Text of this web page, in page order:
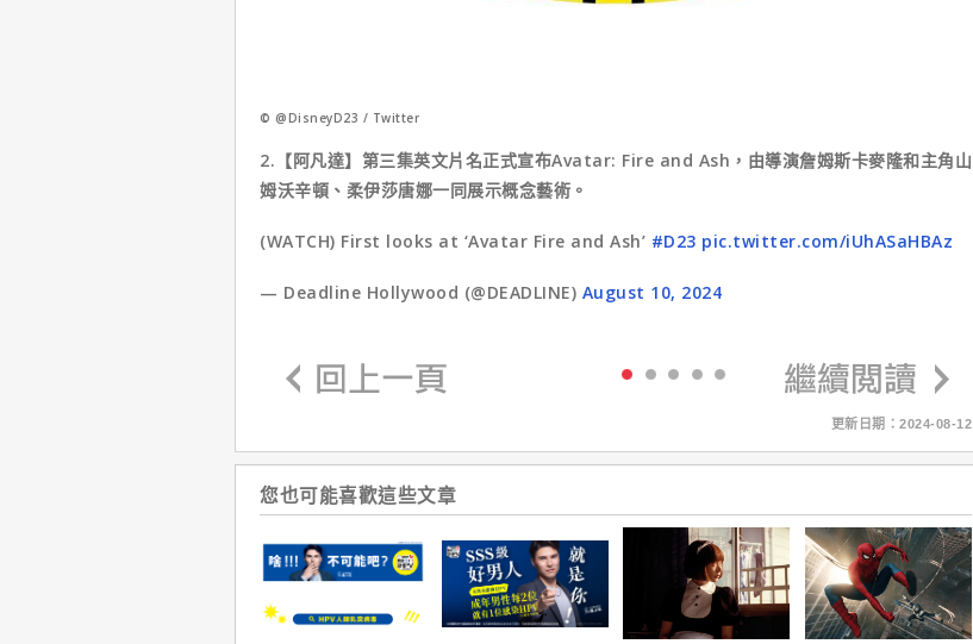
© @DisneyD23 / Twitter
2.【阿凡達】第三集英文片名正式宣布Avatar: Fire and Ash，由導演詹姆斯卡麥隆和主角山
姆沃辛頓、柔伊莎唐娜一同展示概念藝術。
(WATCH) First looks at ‘Avatar Fire and Ash’ #D23 pic.twitter.com/iUhASaHBAz
— Deadline Hollywood (@DEADLINE) August 10, 2024
更新日期：2024-08-12
您也可能喜歡這些文章